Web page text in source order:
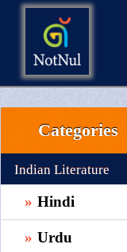
HOME
UPLOAD
WALLET
BLOG
Categories
Indian Literature
Hindi
Urdu